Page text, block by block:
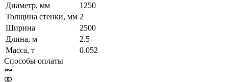
Диаметр, мм
1250
Толщина стенки, мм 2
Ширина
2500
Длина, м
2.5
Масса, т
0.052
Способы оплаты